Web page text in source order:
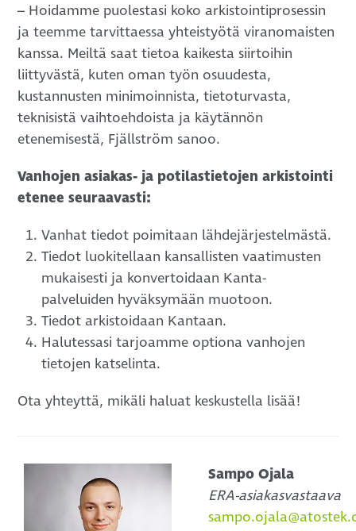
– Hoidamme puolestasi koko arkistointiprosessin
ja teemme tarvittaessa yhteistyötä viranomaisten
kanssa. Meiltä saat tietoa kaikesta siirtoihin
liittyvästä, kuten oman työn osuudesta,
kustannusten minimoinnista, tietoturvasta,
teknisistä vaihtoehdoista ja käytännön
etenemisestä, Fjällström sanoo.
Vanhojen asiakas- ja potilastietojen arkistointi
etenee seuraavasti:
Vanhat tiedot poimitaan lähdejärjestelmästä.
Tiedot luokitellaan kansallisten vaatimusten
mukaisesti ja konvertoidaan Kanta-
palveluiden hyväksymään muotoon.
Tiedot arkistoidaan Kantaan.
Halutessasi tarjoamme optiona vanhojen
tietojen katselinta.
Ota yhteyttä, mikäli haluat keskustella lisää!
Sampo Ojala
ERA-asiakasvastaava